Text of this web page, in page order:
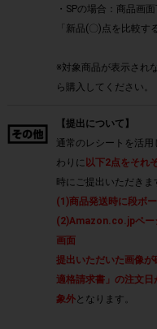
・SPの場合：商品画
「新品(〇)点を比較す
※対象商品が表示され
ら購入してください。
【提出について】
通常のレシートを活
わりに 以下2点をそれ
時にご提出いただきま
(1)商品発送時に段ボ
(2)Amazon.co.jpペー
画面
提出いただいた画像
適格請求書」の注文
象外となります。